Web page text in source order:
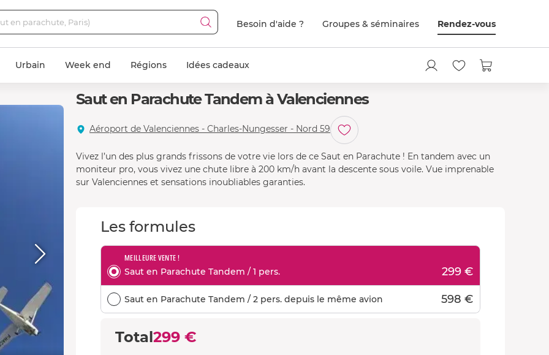
Besoin d'aide ? Groupes & séminaires Rendez-vous
Urbain Week end Régions Idées cadeaux
Saut en Parachute Tandem à Valenciennes
Aéroport de Valenciennes - Charles-Nungesser - Nord 59
Vivez l’un des plus grands frissons de votre vie lors de ce Saut en Parachute ! En tandem avec un
moniteur pro, vous vivez une chute libre à 200 km/h avant la descente sous voile. Vue imprenable
sur Valenciennes et sensations inoubliables garanties.
Les formules
MEILLEURE VENTE !
Saut en Parachute Tandem / 1 pers. 299 €
Saut en Parachute Tandem / 2 pers. depuis le même avion 598 €
Total299 €